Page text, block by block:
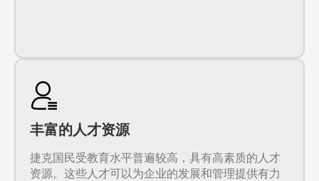
丰富的人才资源
捷克国民受教育水平普遍较高，具有高素质的人才
资源。这些人才可以为企业的发展和管理提供有力